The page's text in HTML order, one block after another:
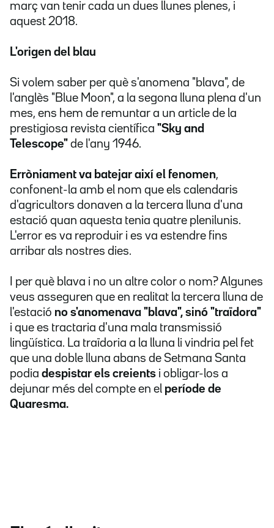
març van tenir cada un dues llunes plenes, i
aquest 2018.
L'origen del blau
Si volem saber per què s'anomena "blava", de
l'anglès "Blue Moon", a la segona lluna plena d'un
mes, ens hem de remuntar a un article de la
prestigiosa revista científica "Sky and
Telescope" de l'any 1946.
Erròniament va batejar així el fenomen,
confonent-la amb el nom que els calendaris
d'agricultors donaven a la tercera lluna d'una
estació quan aquesta tenia quatre plenilunis.
L'error es va reproduir i es va estendre fins
arribar als nostres dies.
I per què blava i no un altre color o nom? Algunes
veus asseguren que en realitat la tercera lluna de
l'estació no s'anomenava "blava", sinó "traïdora"
i que es tractaria d'una mala transmissió
lingüística. La traïdoria a la lluna li vindria pel fet
que una doble lluna abans de Setmana Santa
podia despistar els creients i obligar-los a
dejunar més del compte en el període de
Quaresma.